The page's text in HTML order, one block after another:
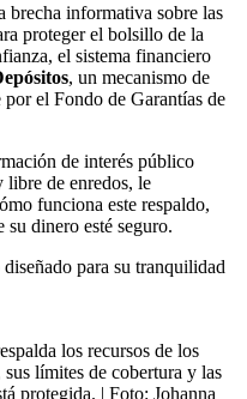
brecha informativa sobre las
proteger el bolsillo de la
el sistema financiero
, un mecanismo de
el Fondo de Garantías de
de interés público
libre de enredos, le
funciona este respaldo,
dinero esté seguro.
para su tranquilidad
los recursos de los
límites de cobertura y las
protegida. | Foto: Johanna